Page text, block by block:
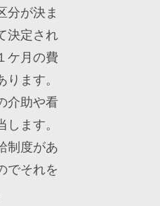
分が決ま
決定され
ケ月の費
ます。
介助や看
ます。
制度があ
でそれを